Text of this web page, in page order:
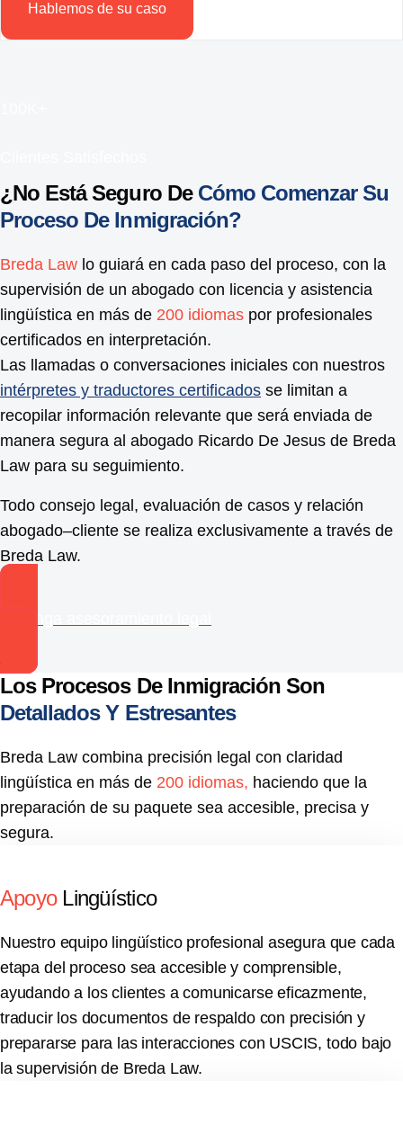
Hablemos de su caso
¿No Está Seguro De Cómo Comenzar Su
Proceso De Inmigración?
Breda Law lo guiará en cada paso del proceso, con la
supervisión de un abogado con licencia y asistencia
lingüística en más de 200 idiomas por profesionales
certificados en interpretación.
Las llamadas o conversaciones iniciales con nuestros
intérpretes y traductores certificados se limitan a
recopilar información relevante que será enviada de
manera segura al abogado Ricardo De Jesus de Breda
Law para su seguimiento.
Todo consejo legal, evaluación de casos y relación
abogado–cliente se realiza exclusivamente a través de
Breda Law.
Los Procesos De Inmigración Son
Detallados Y Estresantes
Breda Law combina precisión legal con claridad
lingüística en más de 200 idiomas, haciendo que la
preparación de su paquete sea accesible, precisa y
segura.
ApoyoLingüístico
Nuestro equipo lingüístico profesional asegura que cada
etapa del proceso sea accesible y comprensible,
ayudando a los clientes a comunicarse eficazmente,
traducir los documentos de respaldo con precisión y
prepararse para las interacciones con USCIS, todo bajo
la supervisión de Breda Law.